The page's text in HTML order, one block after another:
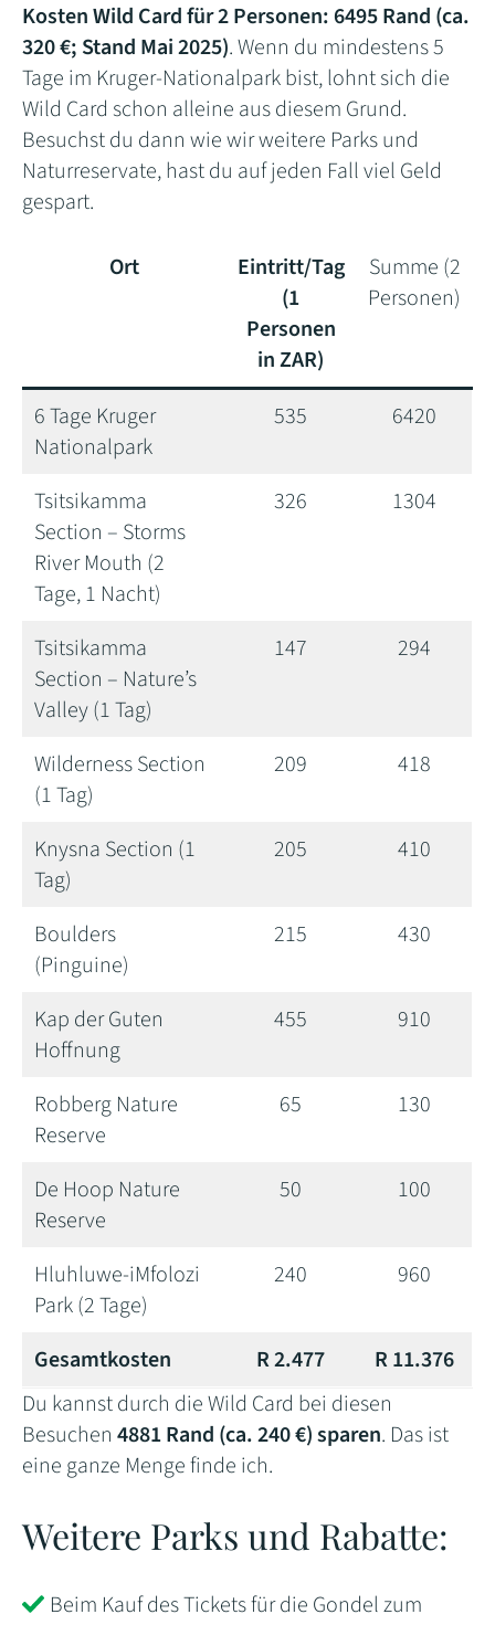
Kosten Wild Card für 2 Personen: 6495 Rand (ca.
320 €; Stand Mai 2025). Wenn du mindestens 5
Tage im Kruger-Nationalpark bist, lohnt sich die
Wild Card schon alleine aus diesem Grund.
Besuchst du dann wie wir weitere Parks und
Naturreservate, hast du auf jeden Fall viel Geld
gespart.
Ort
Eintritt/Tag
(1
Personen
in ZAR)
Summe (2
Personen)
6 Tage Kruger
Nationalpark
535 6420
Tsitsikamma
Section – Storms
River Mouth (2
Tage, 1 Nacht)
326 1304
Tsitsikamma
Section – Nature’s
Valley (1 Tag)
147 294
Wilderness Section
(1 Tag)
209 418
Knysna Section (1
Tag)
205 410
Boulders
(Pinguine)
215 430
Kap der Guten
Hoffnung
455 910
Robberg Nature
Reserve
65 130
De Hoop Nature
Reserve
50 100
Hluhluwe-iMfolozi
Park (2 Tage)
240 960
Gesamtkosten R 2.477 R11.376
Du kannst durch die Wild Card bei diesen
Besuchen 4881 Rand (ca. 240 €) sparen. Das ist
eine ganze Menge finde ich.
Weitere Parks und Rabatte:
Beim Kauf des Tickets für die Gondel zum